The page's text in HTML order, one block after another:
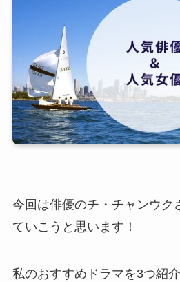
今回は俳優のチ・チャンウク
ていこうと思います！
私のおすすめドラマを3つ紹介